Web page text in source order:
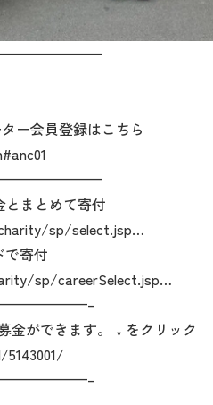
ー会員登録はこちら
とまとめて寄付
sp/select.jsp…
で寄付
sp/careerSelect.jsp…
金ができます。↓をクリック